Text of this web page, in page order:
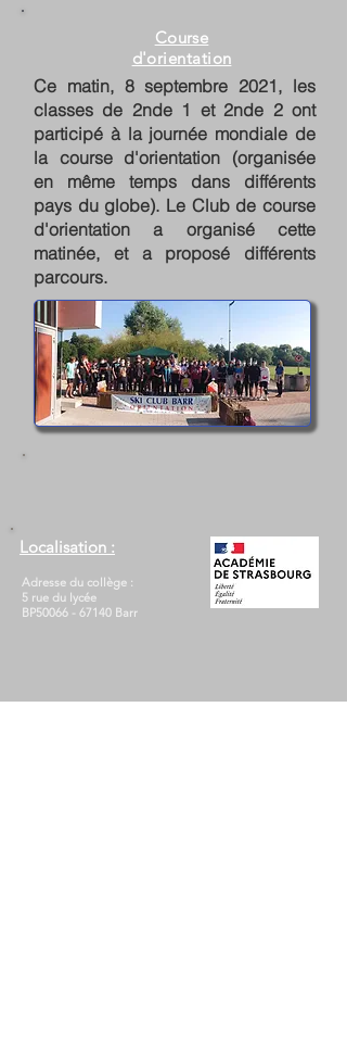
Course
d'orientation
Ce matin, 8 septembre 2021, les
classes de 2nde 1 et 2nde 2 ont
participé à la journée mondiale de
la course d'orientation (organisée
en même temps dans différents
pays du globe). Le Club de course
d'orientation a organisé cette
matinée, et a proposé différents
parcours.
Localisation :
Adresse du collège :
5 rue du lycée
BP50066 - 67140 Barr